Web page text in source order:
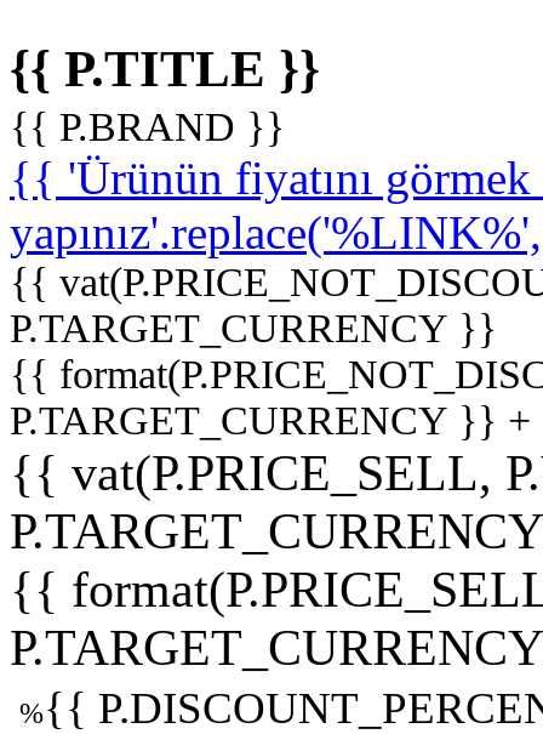
{{ P.TITLE }}
{{ P.BRAND }}
{{ 'Ürünün fiyatını
{{
P.TARGET_CURRENCY }}
{{
P.TARGET_CURRENCY }}
{{ vat(P.PRICE_SELL,
{{
%{{